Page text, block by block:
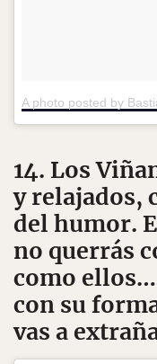
A photo posted by
14. Los
y relajados,
del humor.
no querrás
como
con su
vas a